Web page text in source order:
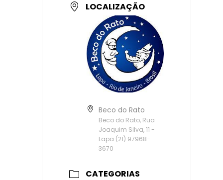
LOCALIZAÇÃO
Beco do Rato
Beco do Rato, Rua
Joaquim Silva, 11 -
Lapa (21) 97968-
3670
CATEGORIAS